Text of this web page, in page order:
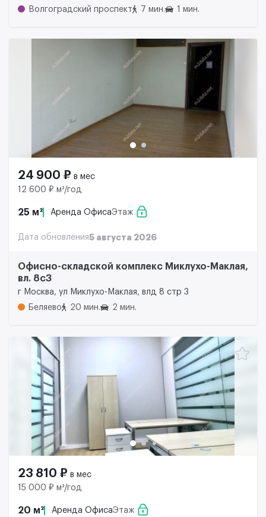
Волгоградский проспект
7 мин. 1 мин.
24 900 ₽ в мес
12 600 ₽ м²/год
25 м² Аренда ОфисаЭтаж
Дата обновления5 августа 2026
Офисно-складской комплекс Миклухо-Маклая,
вл. 8с3
г Москва, ул Миклухо-Маклая, влд 8 стр 3
Беляево
20 мин. 2 мин.
23 810 ₽ в мес
15 000 ₽ м²/год
20 м² Аренда ОфисаЭтаж